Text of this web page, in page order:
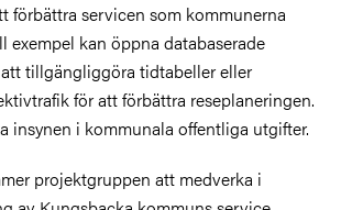
förbättra servicen som kommunerna
exempel kan öppna databaserade
tillgängliggöra tidtabeller eller
för att förbättra reseplaneringen.
insynen i kommunala offentliga utgifter.
projektgruppen att medverka i